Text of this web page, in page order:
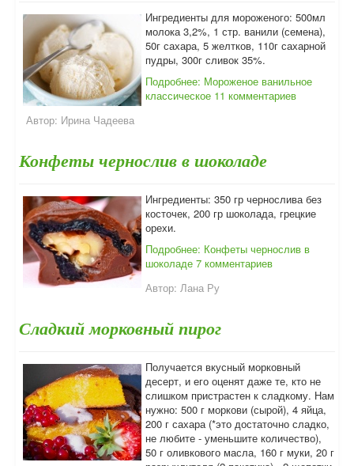
Ингредиенты для мороженого: 500мл
молока 3,2%, 1 стр. ванили (семена),
50г сахара, 5 желтков, 110г сахарной
пудры, 300г сливок 35%.
Подробнее: Мороженое ванильное
классическое 11 комментариев
Автор: Ирина Чадеева
Конфеты чернослив в шоколаде
Ингредиенты: 350 гр чернослива без
косточек, 200 гр шоколада, грецкие
орехи.
Подробнее: Конфеты чернослив в
шоколаде 7 комментариев
Автор: Лана Ру
Сладкий морковный пирог
Получается вкусный морковный
десерт, и его оценят даже те, кто не
слишком пристрастен к сладкому. Нам
нужно: 500 г моркови (сырой), 4 яйца,
200 г сахара (*это достаточно сладко,
не любите - уменьшите количество),
50 г оливкового масла, 160 г муки, 20 г